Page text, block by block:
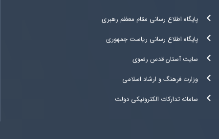
پایگاه اطلاع رسانی مقام معظم رهبری
پایگاه اطلاع رسانی ریاست جمهوری
سایت آستان قدس رضوی
وزارت فرهنگ و ارشاد اسلامی
سامانه تدارکات الکترونیکی دولت